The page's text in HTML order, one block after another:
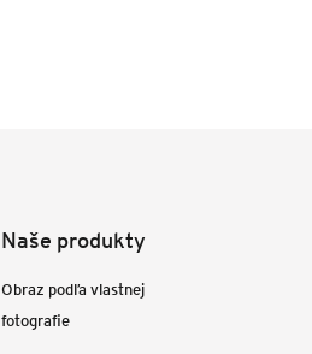
Naše produkty
Obraz podľa vlastnej
fotografie